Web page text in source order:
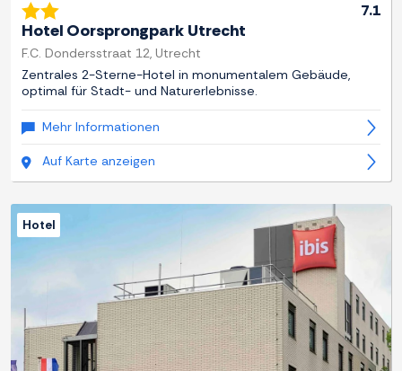
7.1
Hotel Oorsprongpark Utrecht
F.C. Dondersstraat 12, Utrecht
Zentrales 2-Sterne-Hotel in monumentalem Gebäude,
optimal für Stadt- und Naturerlebnisse.
Mehr Informationen
Auf Karte anzeigen
Hotel